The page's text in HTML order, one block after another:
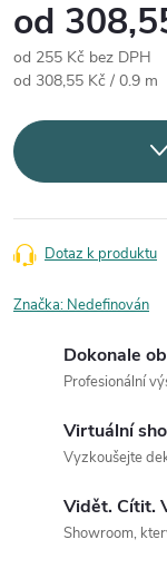
od
od 255 Kč bez DPH
Měrná cena:
od 308,55 Kč / 0.9 m
Dotaz k produktu
Značka: Nedefinován
Dokonale
Profesionální
Virtuální
Vyzkoušejte
Vidět. Cítit.
Showroom,